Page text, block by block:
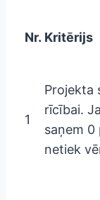
Nr. Kritērijs
1
Projekta
rīcībai.
saņem
netiek